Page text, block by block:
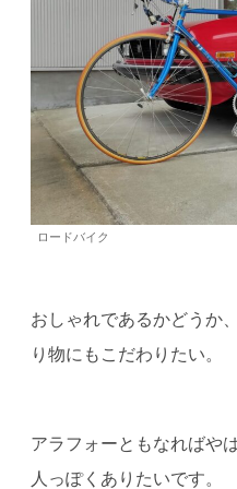
ロードバイク
おしゃれであるかどうか
り物にもこだわりたい。
アラフォーともなればや
人っぽくありたいです。